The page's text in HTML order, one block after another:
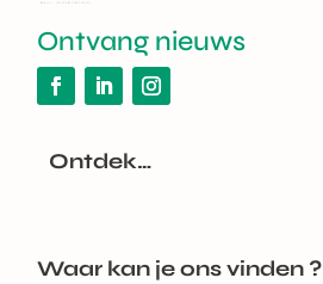
Ontvang nieuws
Ontdek…
Waar kan je ons vinden ?